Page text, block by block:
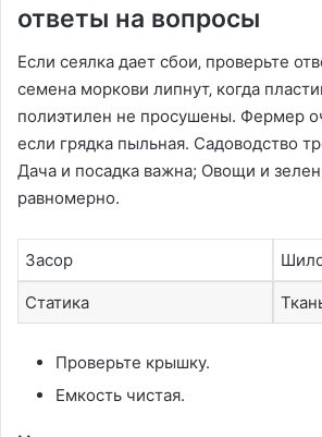
ответы на вопросы
Если сеялка дает сбои‚ проверьте
семена моркови липнут‚ когда
полиэтилен не просушены. Фермер
если грядка пыльная. Садоводство
Дача и посадка важна; Овощи и
равномерно.
Засор
Статика
Проверьте крышку.
Емкость чистая.